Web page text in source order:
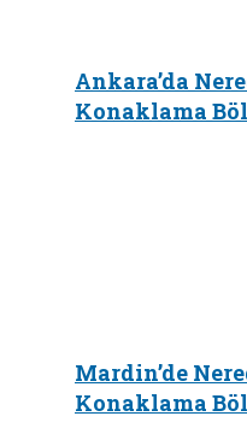
Ankara’da
Konaklama
Mardin’de
Konaklama